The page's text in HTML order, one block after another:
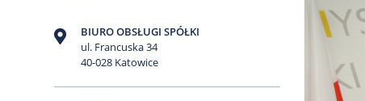
BIURO OBSŁUGI SPÓŁKI
ul. Francuska 34
40-028 Katowice